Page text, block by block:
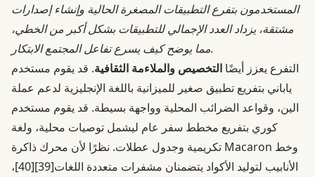
المستخدمون بتفرع التطبيقات المصغرة الحالية وإنشاء إصدارات
مشتقة، يزداد العدد الإجمالي للتطبيقات بشكل أكبر من الخطي،
مما يوضح كيف يسرع تفاعل المجتمع الابتكار.
التفرع يعزز أيضًا التخصيص والملاءمة الثقافية. قد يقوم مستخدم
ياباني بتفريع تطبيق صغير للميزانية باللغة الإنجليزية لدعم عملة
الين، وقواعد الضرائب المحلية وواجهة بسيطة. قد يقوم مستخدم
كوري بتفريع مخطط سفر عام ليشمل توصيات محلية، ولغة
تكريمية وجدول عطلات. نظرًا لأن محرك ذاكرة Macaron وخط
الأنابيب لتوليد الأكواد يتضمنان مشفرات متعددة اللغات[39]
[40]
،